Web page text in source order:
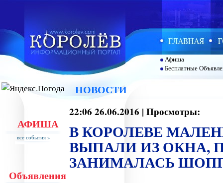
Афиша
Бесплатные
АФИША
все события »
Объявления
НОВОСТИ
22:06 26.06.2016 | Просмотры:
В КОРОЛЕВЕ
ВЫПАЛИ ИЗ ОКНА,
ЗАНИМАЛАСЬ